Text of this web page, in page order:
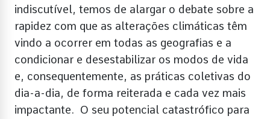
indiscutível, temos de alargar o debate sobre a
rapidez com que as alterações climáticas têm
vindo a ocorrer em todas as geografias e a
condicionar e desestabilizar os modos de vida
e, consequentemente, as práticas coletivas do
dia-a-dia, de forma reiterada e cada vez mais
impactante. O seu potencial catastrófico para